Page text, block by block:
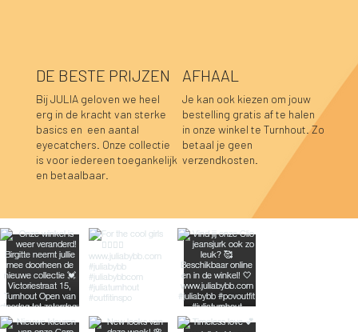
Blair sweaterjurk zwart
Prijs
€ 49,95
Blair sweaterjurk aubergine
Prijs
€ 49,95
Fay linnen top mosterdgeel
Prijs
€ 39,95
Fay linnen top olijfgroen
Prijs
€ 39,95
Lara sweater bordeaux
Prijs
€ 39,95
Hannah top prune
Prijs
€ 39,95
Hannah top choco
Prijs
€ 39,95
Caro blouse beige
Prijs
€ 44,95
Caro blouse kaki
Prijs
€ 44,95
Caro blouse donkerblauw
Prijs
€ 44,95
Caro blouse choco
Prijs
€ 44,95
Luka sweater grijs
Niet op voorraad
Luka rok grijs
Niet op voorraad
Sofie top bordeaux-donkerblauw
Niet op voorraad
Caro blouse prune
Niet op voorraad
DE BESTE PRIJZEN
Bij JULIA geloven we heel
erg in de kracht van sterke
basics en een aantal
eyecatchers. Onze collectie
is voor iedereen toegankelijk
en betaalbaar.
AFHAAL
Je kan ook kiezen om jouw
bestelling gratis af te halen
in onze winkel te Turnhout. Zo
betaal je geen
verzendkosten.